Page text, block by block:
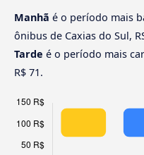
Manhã é o período mais
ônibus de Caxias do Sul,
Tarde é o período mais
R$ 71.